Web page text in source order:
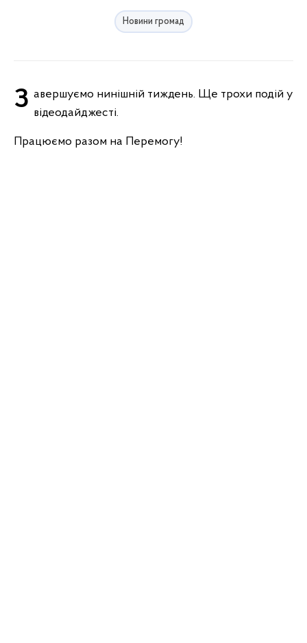
Новини громад
Завершуємо нинішній тиждень. Ще трохи подій у відеодайджесті.
Працюємо разом на Перемогу!